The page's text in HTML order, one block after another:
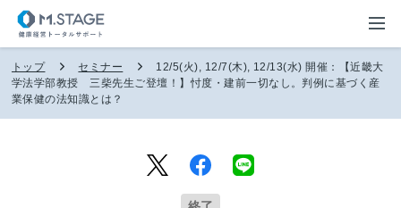
トップ セミナー
12/5(火), 12/7(木), 12/13(水) 開催：【近畿大
学法学部教授 三柴先生ご登壇！】忖度・建前一切なし。判例に基づく産
業保健の法知識とは？